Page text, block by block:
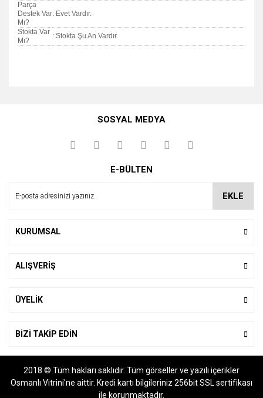
Parça
Destek Var
Mı?
: Evet Vardır.
Stokta Var
Mı?
: Stokta Şu An Vardır.
kullanarak tarafımıza iletebilirsiniz.
Görüş ve önerileriniz için teşekkür ederiz.
Ürün açıklamasında eksik bilgiler bulunuyor.
SOSYAL MEDYA
E-BÜLTEN
EKLE
KURUMSAL
ALIŞVERİŞ
ÜYELİK
BİZİ TAKİP EDİN
2018 © Tüm hakları saklıdır. Tüm görseller ve yazılı içerikler
Osmanlı Vitrini'ne aittir. Kredi kartı bilgileriniz 256bit SSL sertifikası
ile korunmaktadır.